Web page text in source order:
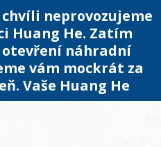
neprovozujeme
Huang He. Zatím
náhradní
vám mockrát za
Vaše Huang He